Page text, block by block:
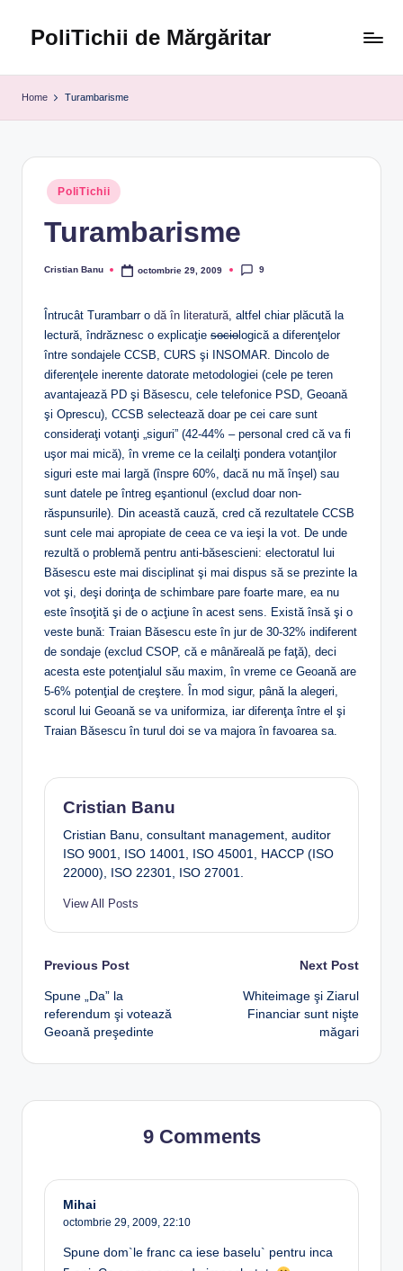
PoliTichii de Mărgăritar
Home Turambarisme
Posted
in
PoliTichii
Turambarisme
Posted
Cristian Banu octombrie 29, 2009 9
Întrucât Turambarr o dă în literatură, altfel chiar plăcută la
lectură, îndrăznesc o explicaţie socio logică a diferenţelor
între sondajele CCSB, CURS şi INSOMAR. Dincolo de
diferenţele inerente datorate metodologiei (cele pe teren
avantajează PD şi Băsescu, cele telefonice PSD, Geoană
şi Oprescu), CCSB selectează doar pe cei care sunt
consideraţi votanţi „siguri” (42-44% – personal cred că va fi
uşor mai mică), în vreme ce la ceilalţi pondera votanţilor
siguri este mai largă (înspre 60%, dacă nu mă înşel) sau
sunt datele pe întreg eşantionul (exclud doar non-
răspunsurile). Din această cauză, cred că rezultatele CCSB
sunt cele mai apropiate de ceea ce va ieşi la vot. De unde
rezultă o problemă pentru anti-băsescieni: electoratul lui
Băsescu este mai disciplinat şi mai dispus să se prezinte la
vot şi, deşi dorinţa de schimbare pare foarte mare, ea nu
este însoţită şi de o acţiune în acest sens. Există însă şi o
veste bună: Traian Băsescu este în jur de 30-32% indiferent
de sondaje (exclud CSOP, că e mânăreală pe faţă), deci
acesta este potenţialul său maxim, în vreme ce Geoană are
5-6% potenţial de creştere. În mod sigur, până la alegeri,
scorul lui Geoană se va uniformiza, iar diferenţa între el şi
Traian Băsescu în turul doi se va majora în favoarea sa.
Cristian Banu
Cristian Banu, consultant management, auditor
ISO 9001, ISO 14001, ISO 45001, HACCP (ISO
22000), ISO 22301, ISO 27001.
View All Posts
Post
navigation
Previous Post
Spune „Da” la
referendum şi votează
Geoană preşedinte
Next Post
Whiteimage şi Ziarul
Financiar sunt nişte
măgari
9 Comments
Mihai
octombrie 29, 2009, 22:10
Spune dom`le franc ca iese baselu` pentru inca